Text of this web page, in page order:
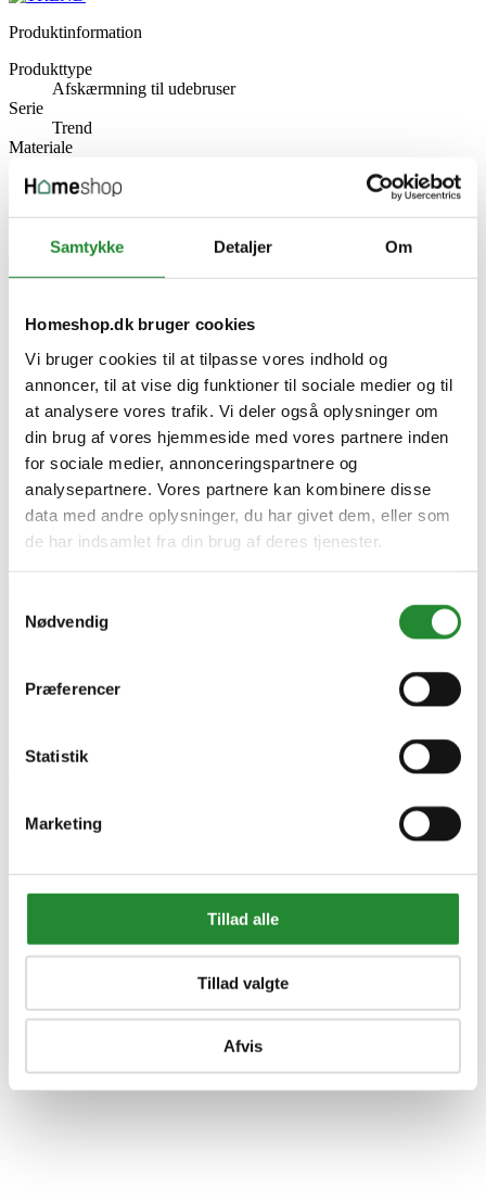
Samtykke Detaljer Om
Homeshop.dk bruger cookies
Vi bruger cookies til at tilpasse vores indhold og
annoncer, til at vise dig funktioner til sociale medier og til
at analysere vores trafik. Vi deler også oplysninger om
din brug af vores hjemmeside med vores partnere inden
for sociale medier, annonceringspartnere og
analysepartnere. Vores partnere kan kombinere disse
data med andre oplysninger, du har givet dem, eller som
de har indsamlet fra din brug af deres tjenester.
Nødvendig
Præferencer
Statistik
Marketing
Tillad alle
Tillad valgte
Afvis
Produktinformation
Produkttype
Afskærmning til udebruser
Serie
Trend
Materiale
Model
Foss Europe A/S
Danmark
80002007
EAN
5712508012489
EAN-13
5712508012489
Skriv produktanmeldelse
Ingen kundeanmeldelser for øjeblikket
udebruser - 80002007
DKK 7.999,00Inkl. moms